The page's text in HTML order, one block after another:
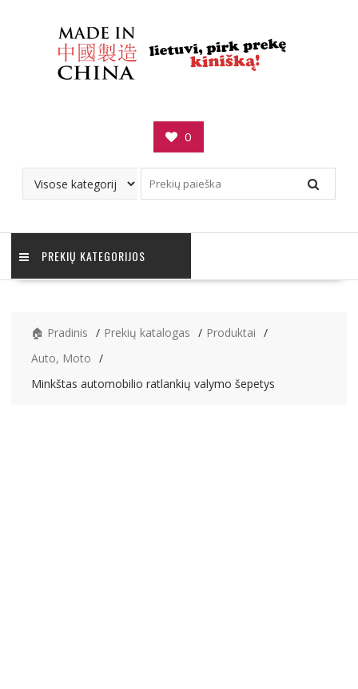
0
PREKIŲ KATEGORIJOS
🏠 Pradinis Prekių katalogas
Produktai
Auto, Moto
Minkštas automobilio ratlankių valymo šepetys